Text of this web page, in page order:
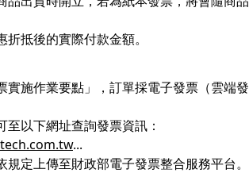
抵後的實際付款金額。
實施作業要點」，訂單採電子發票（雲端發
至以下網址查詢發票資訊：
...
規定上傳至財政部電子發票整合服務平台。